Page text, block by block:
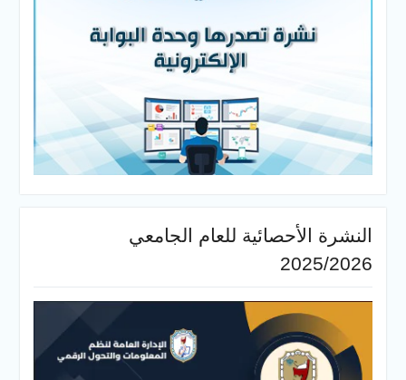
النشرة الأحصائية للعام الجامعي
2025/2026